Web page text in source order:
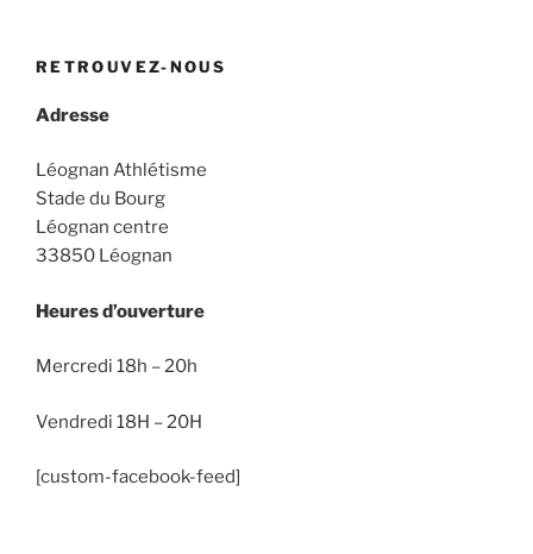
RETROUVEZ-NOUS
Adresse
Léognan Athlétisme
Stade du Bourg
Léognan centre
33850 Léognan
Heures d’ouverture
Mercredi 18h – 20h
Vendredi 18H – 20H
[custom-facebook-feed]